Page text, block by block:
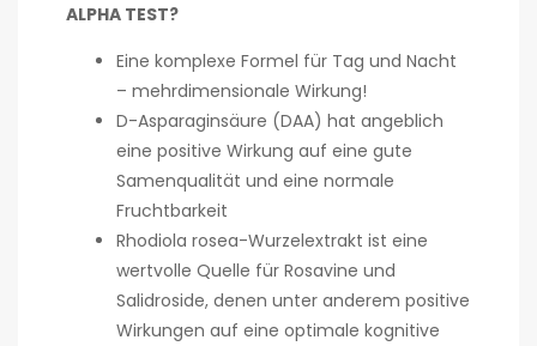
ALPHA TEST?
Eine komplexe Formel für Tag und Nacht
– mehrdimensionale Wirkung!
D-Asparaginsäure (DAA) hat angeblich
eine positive Wirkung auf eine gute
Samenqualität und eine normale
Fruchtbarkeit
Rhodiola rosea-Wurzelextrakt ist eine
wertvolle Quelle für Rosavine und
Salidroside, denen unter anderem positive
Wirkungen auf eine optimale kognitive